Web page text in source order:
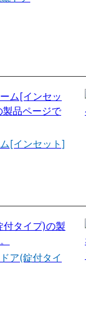
[インセット]
ア(錠付タイ